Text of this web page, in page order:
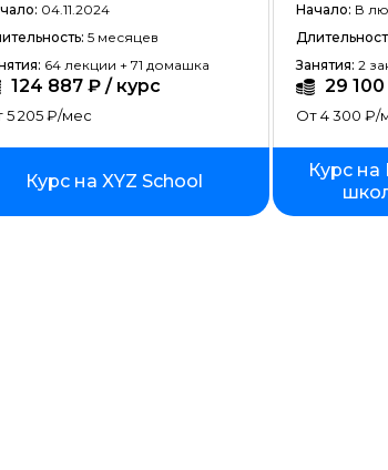
Backend-разработка
No-code разработка
Создание сайтов на
Fullstack-разработка
Vue JS
04.11.2024
5 месяцев
64 лекции + 71 домашка
124 887 ₽ / курс
5 205 ₽/мес
Курс на XYZ School
Начало: В
Занятия: 2
29
От 4 300 ₽/
Курс